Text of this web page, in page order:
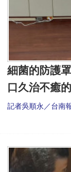
細菌的防護
口久治不癒
記者吳順永／台南